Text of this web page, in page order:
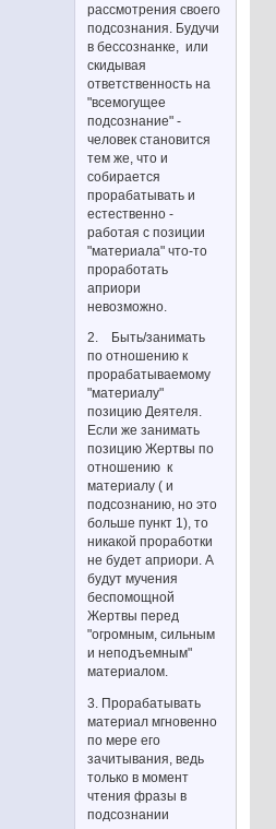
рассмотрения своего
подсознания. Будучи
в бессознанке, или
скидывая
ответственность на
"всемогущее
подсознание" -
человек становится
тем же, что и
собирается
прорабатывать и
естественно -
работая с позиции
"материала" что-то
проработать
априори
невозможно.
2. Быть/занимать
по отношению к
прорабатываемому
"материалу"
позицию Деятеля.
Если же занимать
позицию Жертвы по
отношению к
материалу ( и
подсознанию, но это
больше пункт 1), то
никакой проработки
не будет априори. А
будут мучения
беспомощной
Жертвы перед
"огромным, сильным
и неподъемным"
материалом.
3. Прорабатывать
материал мгновенно
по мере его
зачитывания, ведь
только в момент
чтения фразы в
подсознании